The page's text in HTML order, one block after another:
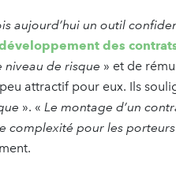
aujourd’hui un outil
des
niveau de risque » et de
attractif pour eux. Ils
». « Le montage d’un
complexité pour les